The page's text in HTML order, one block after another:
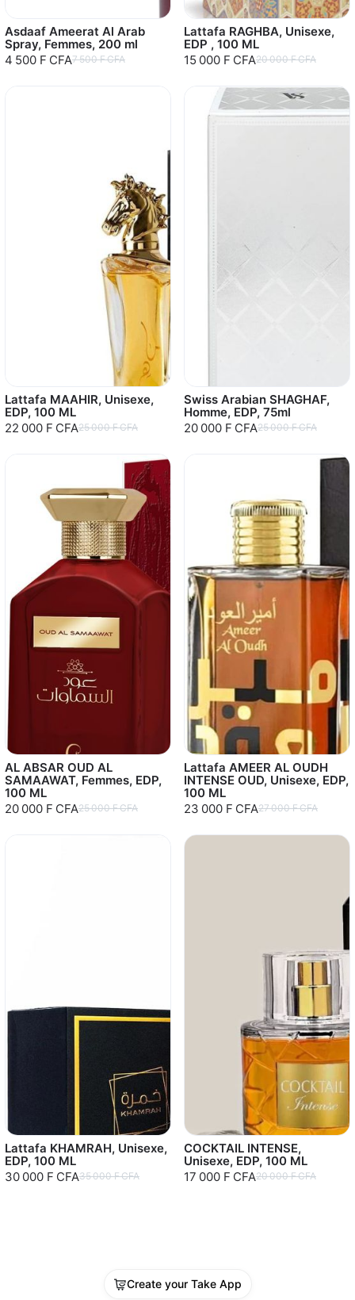
Asdaaf Ameerat Al Arab
Spray, Femmes, 200 ml
4 500 F CFA7 500 F CFA
Lattafa RAGHBA, Unisexe,
EDP , 100 ML
15 000 F CFA20 000 F CFA
Lattafa MAAHIR, Unisexe,
EDP, 100 ML
22 000 F CFA25 000 F CFA
Swiss Arabian SHAGHAF,
Homme, EDP, 75ml
20 000 F CFA25 000 F CFA
AL ABSAR OUD AL
SAMAAWAT, Femmes, EDP,
100 ML
20 000 F CFA25 000 F CFA
Lattafa AMEER AL OUDH
INTENSE OUD, Unisexe, EDP,
100 ML
23 000 F CFA27 000 F CFA
Lattafa KHAMRAH, Unisexe,
EDP, 100 ML
30 000 F CFA35 000 F CFA
COCKTAIL INTENSE,
Unisexe, EDP, 100 ML
17 000 F CFA20 000 F CFA
Create your Take App